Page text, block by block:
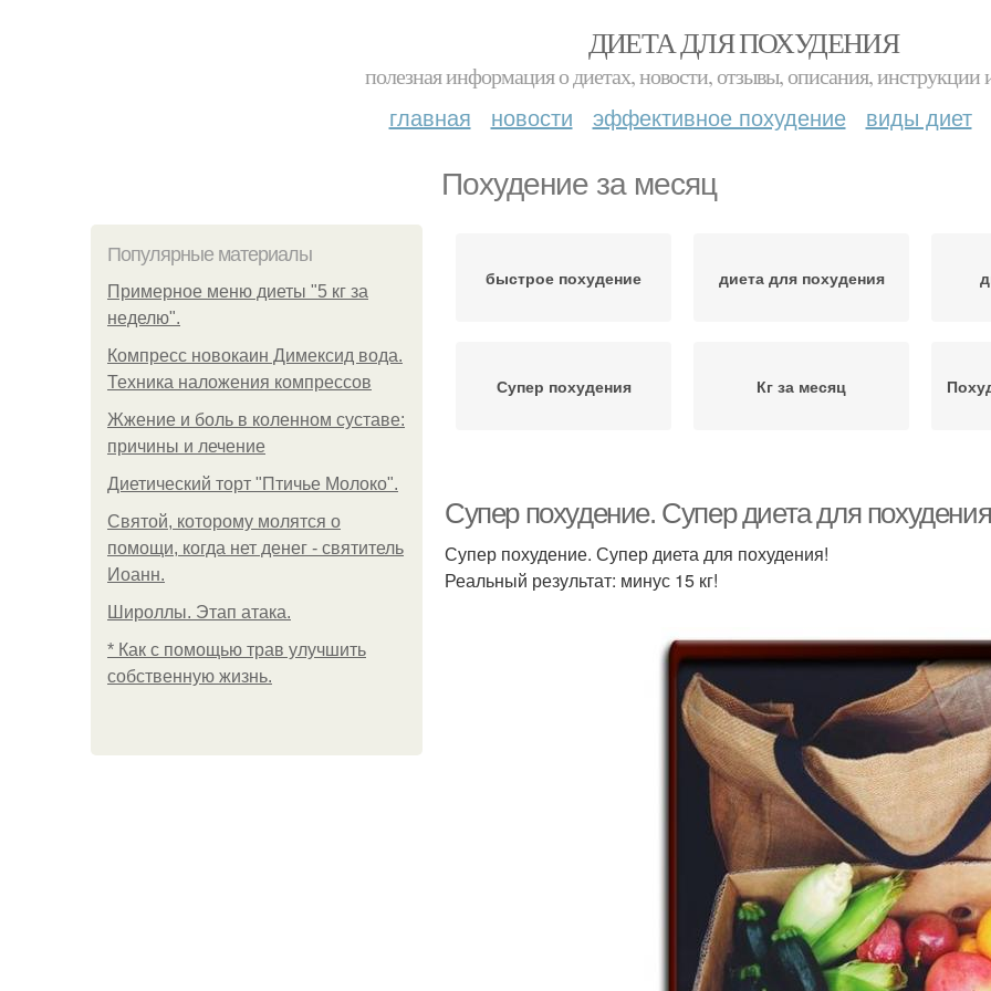
ДИЕТА ДЛЯ ПОХУДЕНИЯ
полезная информация о диетах, новости, отзывы, описания, инструкции
главная новости эффективное похудение виды диет
Похудение за месяц
Популярные материалы
Примерное меню диеты "5 кг за
неделю".
Компресс новокаин Димексид вода.
Техника наложения компрессов
Жжение и боль в коленном суставе:
причины и лечение
Диетический торт "Птичье Молоко".
Святой, которому молятся о
помощи, когда нет денег - святитель
Иоанн.
Широллы. Этап атака.
* Как с помощью трав улучшить
собственную жизнь.
быстрое похудение диета для похудения
Супер похудения Кг за месяц
Супер похудение. Супер диета для
Супер похудение. Супер диета для похудения!
Реальный результат: минус 15 кг!